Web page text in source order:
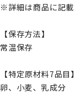
※詳細は商品に記載
【保存方法】
常温保存
【特定原材料7品目】
卵、小麦、乳成分